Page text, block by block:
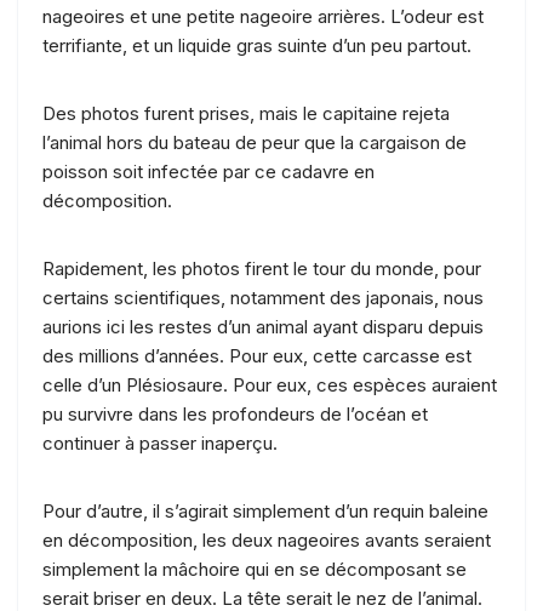
nageoires et une petite nageoire arrières. L’odeur est
terrifiante, et un liquide gras suinte d’un peu partout.
Des photos furent prises, mais le capitaine rejeta
l’animal hors du bateau de peur que la cargaison de
poisson soit infectée par ce cadavre en
décomposition.
Rapidement, les photos firent le tour du monde, pour
certains scientifiques, notamment des japonais, nous
aurions ici les restes d’un animal ayant disparu depuis
des millions d’années. Pour eux, cette carcasse est
celle d’un Plésiosaure. Pour eux, ces espèces auraient
pu survivre dans les profondeurs de l’océan et
continuer à passer inaperçu.
Pour d’autre, il s’agirait simplement d’un requin baleine
en décomposition, les deux nageoires avants seraient
simplement la mâchoire qui en se décomposant se
serait briser en deux. La tête serait le nez de l’animal.